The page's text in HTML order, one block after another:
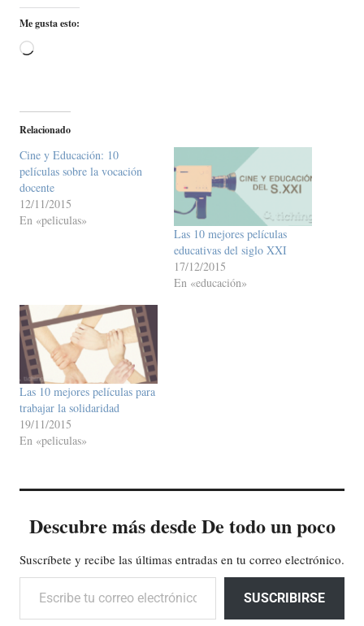
Me gusta esto:
Cargando...
Relacionado
Cine y Educación: 10
películas sobre la vocación
docente
12/11/2015
En «peliculas»
Las 10 mejores películas
educativas del siglo XXI
17/12/2015
En «educación»
Las 10 mejores películas para
trabajar la solidaridad
19/11/2015
En «peliculas»
Descubre más desde De todo un poco
Suscríbete y recibe las últimas entradas en tu correo electrónico.
Escribe tu correo electrónico…
SUSCRIBIRSE